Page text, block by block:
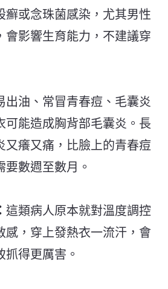
癬或念珠菌感染，尤其男性
會影響生育能力，不建議穿
出油、常冒青春痘、毛囊炎
可能造成胸背部毛囊炎。長
又癢又痛，比臉上的青春痘
數週至數月。
這類病人原本就對溫度調控
感，穿上發熱衣一流汗，會
抓得更厲害。